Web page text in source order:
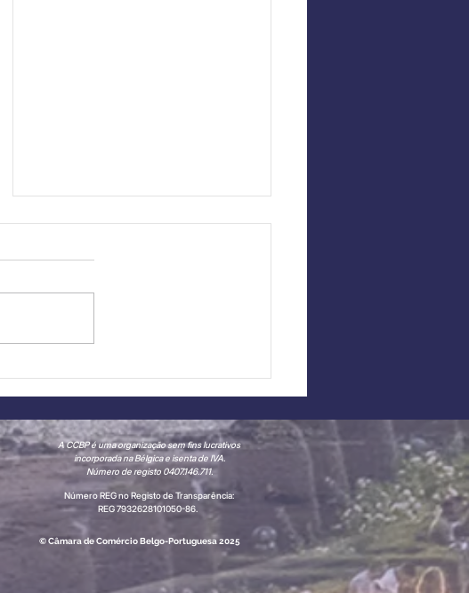
A CCBP é uma organização sem fins lucrativos
incorporada na Bélgica e isenta de IVA.
Número de registo 0407.146.711.
Número REG no Registo de Transparência:
REG 7932628101050-86.
© Câmara de Comércio Belgo-Portuguesa 2025